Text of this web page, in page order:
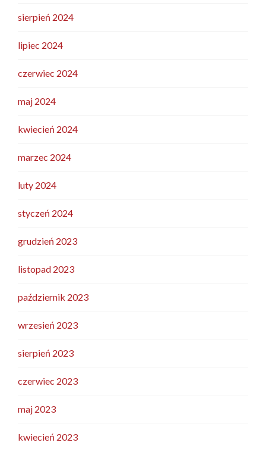
sierpień 2024
lipiec 2024
czerwiec 2024
maj 2024
kwiecień 2024
marzec 2024
luty 2024
styczeń 2024
grudzień 2023
listopad 2023
październik 2023
wrzesień 2023
sierpień 2023
czerwiec 2023
maj 2023
kwiecień 2023